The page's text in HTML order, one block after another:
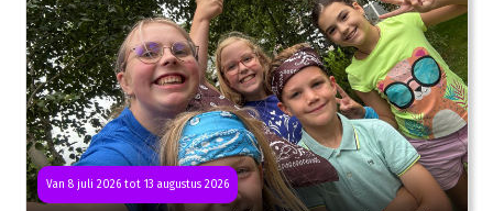
Van 8 juli 2026 tot 13 augustus 2026